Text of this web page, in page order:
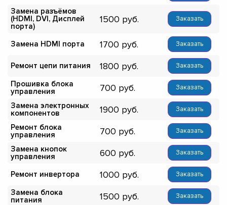
Замена разъёмов
(HDMI, DVI, Дисплей
порта)
1500 Заказать
Замена HDMI порта 1700 Заказать
Ремонт цепи питания 1800 Заказать
Прошивка блока
управления
700 Заказать
Замена электронных
компонентов
1900 Заказать
Ремонт блока
управления
700 Заказать
Замена кнопок
управления
600 Заказать
Ремонт инвертора 1000 Заказать
Замена блока
питания
1500 Заказать